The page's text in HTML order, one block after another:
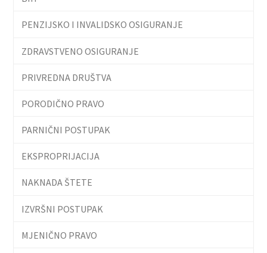
PENZIJSKO I INVALIDSKO OSIGURANJE
ZDRAVSTVENO OSIGURANJE
PRIVREDNA DRUŠTVA
PORODIČNO PRAVO
PARNIČNI POSTUPAK
EKSPROPRIJACIJA
NAKNADA ŠTETE
IZVRŠNI POSTUPAK
MJENIČNO PRAVO